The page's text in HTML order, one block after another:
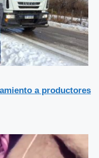
a productores